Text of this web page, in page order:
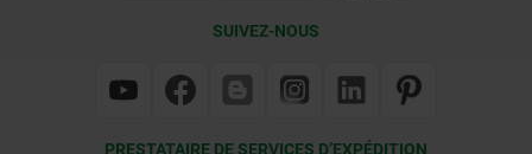
SUIVEZ-NOUS
PRESTATAIRE DE SERVICES D’EXPÉDITION